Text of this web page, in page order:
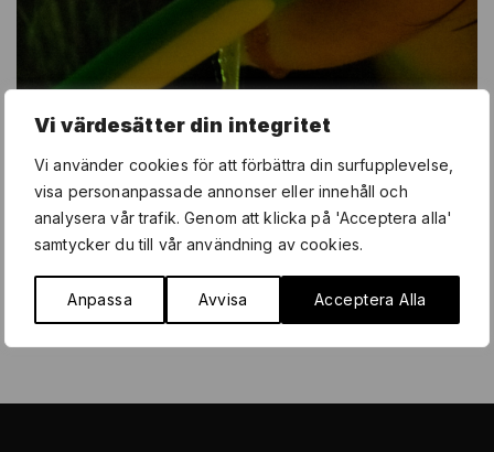
Vi värdesätter din integritet
Vi använder cookies för att förbättra din surfupplevelse,
visa personanpassade annonser eller innehåll och
analysera vår trafik. Genom att klicka på 'Acceptera alla'
samtycker du till vår användning av cookies.
Anpassa Avvisa Acceptera Alla